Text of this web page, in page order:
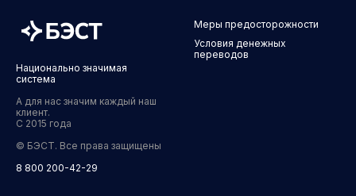
Национально значимая
система
А для нас значим каждый наш
клиент.
С 2015 года
© БЭСТ. Все права защищены
8 800 200-42-29
Меры предосторожности
Условия денежных
переводов